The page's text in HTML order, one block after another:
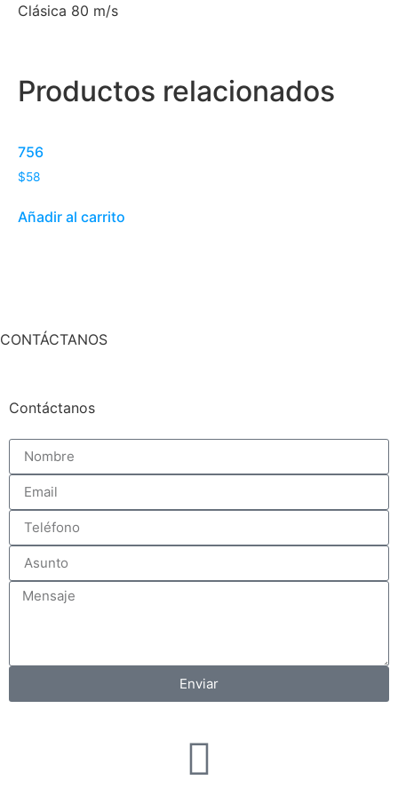
Clásica 80 m/s
Productos relacionados
756
$58
Añadir al carrito
CONTÁCTANOS
Contáctanos
Enviar